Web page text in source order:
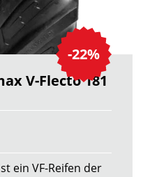
-22%
V-Flecto 181
ein VF-Reifen der